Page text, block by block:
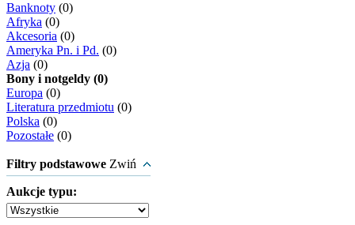
Banknoty (0)
Afryka (0)
Akcesoria (0)
Ameryka Pn. i Pd. (0)
Azja (0)
Bony i notgeldy (0)
Europa (0)
Literatura przedmiotu (0)
Polska (0)
Pozostałe (0)
Filtry podstawowe Zwiń
Aukcje typu: